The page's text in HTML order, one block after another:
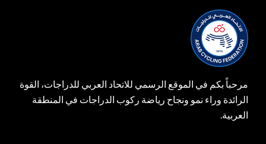
مرحباً بكم في الموقع الرسمي للاتحاد العربي للدراجات، القوة
الرائدة وراء نمو ونجاح رياضة ركوب الدراجات في المنطقة
العربية.